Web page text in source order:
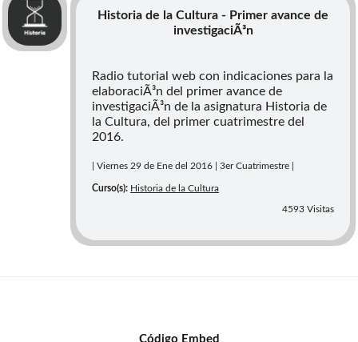
Historia de la Cultura - Primer avance de
investigaciÃ³n
Radio tutorial web con indicaciones para la
elaboraciÃ³n del primer avance de
investigaciÃ³n de la asignatura Historia de
la Cultura, del primer cuatrimestre del
2016.
| Viernes 29 de Ene del 2016 | 3er Cuatrimestre |
Curso(s): Historia de la Cultura
4593 Visitas
Código Embed